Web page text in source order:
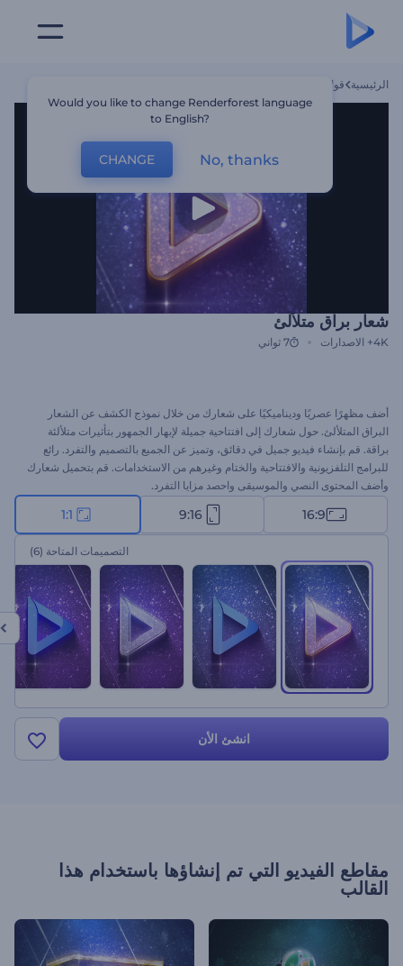
الرئيسية قوالب
شعار براق متلألئ
4K+ الاصدارات 7 ثواني
أضف مظهرًا عصريًا وديناميكيًا على شعارك من خلال نموذج الكشف عن الشعار
البراق المتلألئ. حول شعارك إلى افتتاحية جميلة لإبهار الجمهور بتأثيرات متلألئة
براقة. قم بإنشاء فيديو جميل في دقائق، وتميز عن الجميع بالتصميم والتفرد. رائع
للبرامج التلفزيونية والافتتاحية والختام وغيرهم من الاستخدامات. قم بتحميل شعارك
وأضف المحتوى النصي والموسيقى واحصد مزايا التفرد.
16:9
9:16
1:1
التصميمات المتاحة (6)
انشئ الأن
مقاطع الفيديو التي تم إنشاؤها باستخدام هذا
القالب
Would you like to change Renderforest language
to English?
CHANGE No, thanks